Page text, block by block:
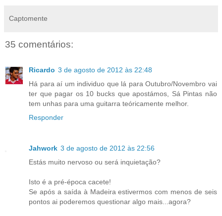
Captomente
35 comentários:
Ricardo 3 de agosto de 2012 às 22:48
Há para aí um individuo que lá para Outubro/Novembro vai
ter que pagar os 10 bucks que apostámos, Sá Pintas não
tem unhas para uma guitarra teóricamente melhor.
Responder
Jahwork 3 de agosto de 2012 às 22:56
Estás muito nervoso ou será inquietação?
Isto é a pré-época cacete!
Se após a saída à Madeira estivermos com menos de seis
pontos ai poderemos questionar algo mais...agora?